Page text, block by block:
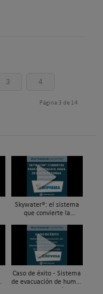
3 4
Página 3 de 14
Skywater®: el sistema
que convierte la
infraestructura activa de
gestión del agua...
Caso de éxito - Sistema
de evacuación de humos